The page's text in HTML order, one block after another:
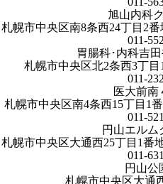
旭山内科
札幌市中央区南8条西24丁目2
011-
胃腸科･内科吉
札幌市中央区北2条西3丁
011-
医大前南
札幌市中央区南4条西15丁目1
011-
円山エルム
札幌市中央区大通西25丁目1番
011-
円山公
札幌市中央区大通